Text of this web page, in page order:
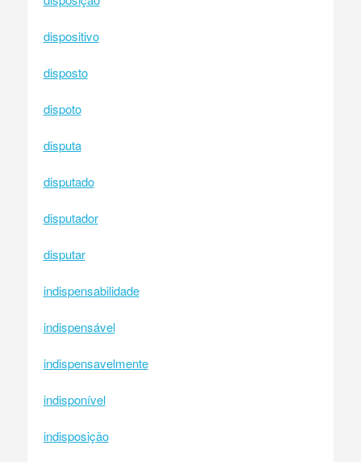
dispositivo
disposto
dispoto
disputa
disputado
disputador
disputar
indispensabilidade
indispensável
indispensavelmente
indisponível
indisposição